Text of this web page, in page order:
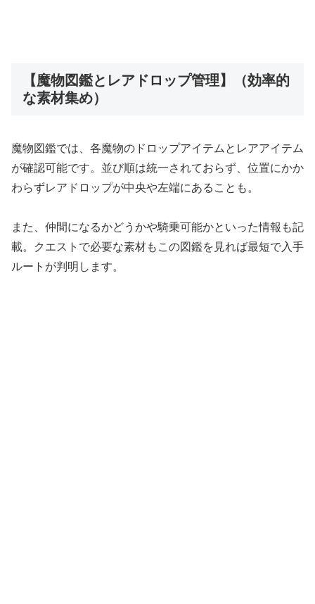
【魔物図鑑とレアドロップ管理】（効率的
な素材集め）
魔物図鑑では、各魔物のドロップアイテムとレアアイテム
が確認可能です。並び順は統一されておらず、位置にかか
わらずレアドロップが中央や左端にあることも。
また、仲間になるかどうかや騎乗可能かといった情報も記
載。クエストで必要な素材もこの図鑑を見れば最短で入手
ルートが判明します。